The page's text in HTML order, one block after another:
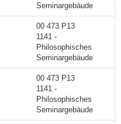
Seminargebäude
00 473 P13
1141 -
Philosophisches
Seminargebäude
00 473 P13
1141 -
Philosophisches
Seminargebäude